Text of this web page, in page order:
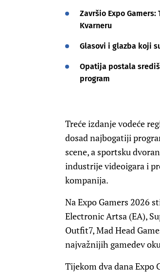
Završio Expo
Kvarneru
Glasovi i glazba koji
Opatija postala
program
Treće izdanje vodeće
dosad najbogatiji
scene, a sportsku
industrije videoigara i
kompanija.
Na Expo Gamers 2026
Electronic Artsa (EA),
Outfit7, Mad Head
najvažnijih gamedev
Tijekom dva dana Expo